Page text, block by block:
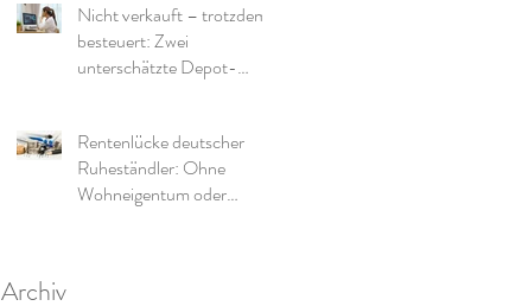
Nicht verkauft – trotzdem
besteuert: Zwei
unterschätzte Depot-
Rentenlücke deutscher
Ruheständler: Ohne
Wohneigentum oder
Archiv